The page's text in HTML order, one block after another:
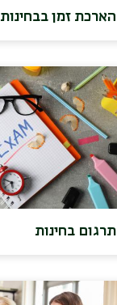
הארכת זמן בבחינות
תרגום בחינות